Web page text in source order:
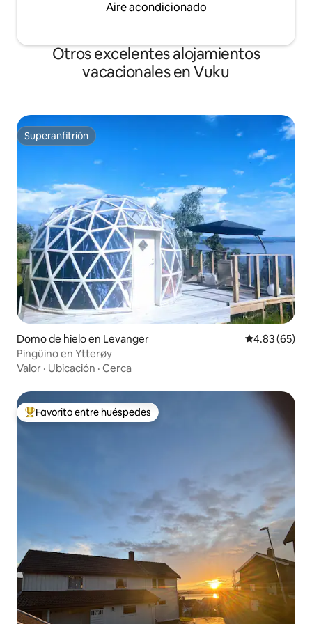
Aire acondicionado
Otros excelentes alojamientos
vacacionales en Vuku
Superanfitrión
Superanfitrión
Domo de hielo en Levanger Calificación
4.83 (65)
Pingüino en Ytterøy
Valor · Ubicación · Cerca
De los mejores en Favorito entre huéspedes
Favorito entre huéspedes